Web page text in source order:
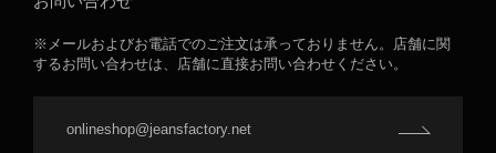
※メールおよびお電話でのご注文は承っておりません。店舗に関
するお問い合わせは、店舗に直接お問い合わせください。
onlineshop@jeansfactory.net